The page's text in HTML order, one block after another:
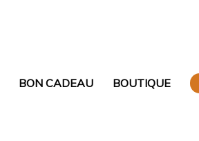
BON CADEAU BOUTIQUE